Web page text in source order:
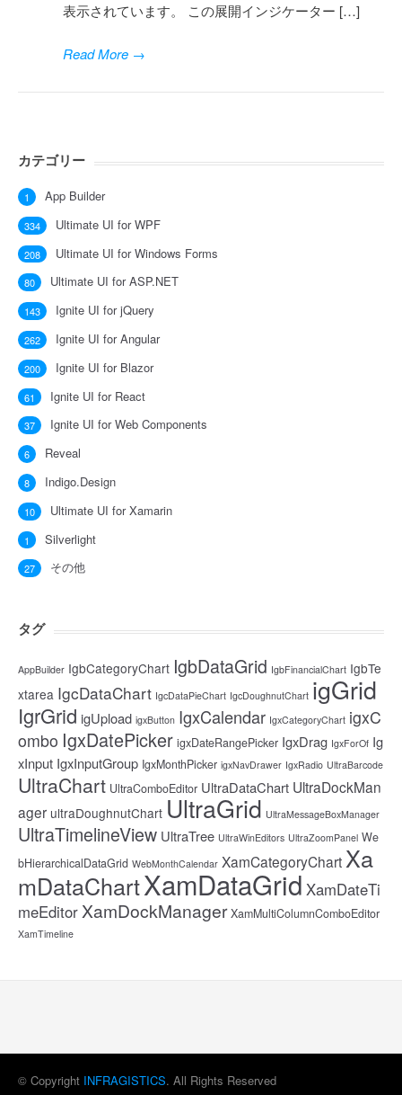
表示されています。 この展開インジケーター […]
Read More →
カテゴリー
App Builder
1
Ultimate UI for WPF
334
Ultimate UI for Windows Forms
208
Ultimate UI for ASP.NET
80
Ignite UI for jQuery
143
Ignite UI for Angular
262
Ignite UI for Blazor
200
Ignite UI for React
61
Ignite UI for Web Components
37
Reveal
6
Indigo.Design
8
Ultimate UI for Xamarin
10
Silverlight
1
その他
27
タグ
AppBuilder IgbCategoryChart IgbDataGrid IgbFinancialChart IgbTe
xtarea IgcDataChart IgcDataPieChart IgcDoughnutChart igGrid
IgrGrid igUpload igxButton IgxCalendar IgxCategoryChart igxC
ombo IgxDatePicker igxDateRangePicker IgxDrag IgxForOf Ig
xInput IgxInputGroup IgxMonthPicker igxNavDrawer IgxRadio UltraBarcode
UltraChart UltraComboEditor UltraDataChart UltraDockMan
ager ultraDoughnutChart UltraGrid UltraMessageBoxManager
UltraTimelineView UltraTree UltraWinEditors UltraZoomPanel We
bHierarchicalDataGrid WebMonthCalendar XamCategoryChart Xa
mDataChartXamDataGridXamDateTi
meEditor XamDockManager XamMultiColumnComboEditor
XamTimeline
© Copyright INFRAGISTICS. All Rights Reserved